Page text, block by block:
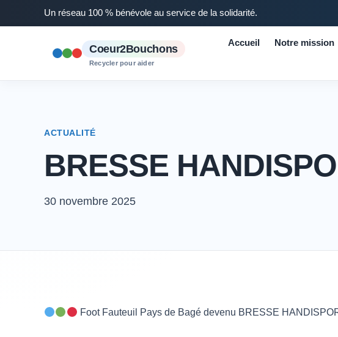
Un réseau 100 % bénévole au service de la solidarité.
Coeur2Bouchons
Recycler pour aider
Accueil Notre mission
ACTUALITÉ
BRESSE
30 novembre 2025
Foot Fauteuil Pays de Bagé devenu BRESSE